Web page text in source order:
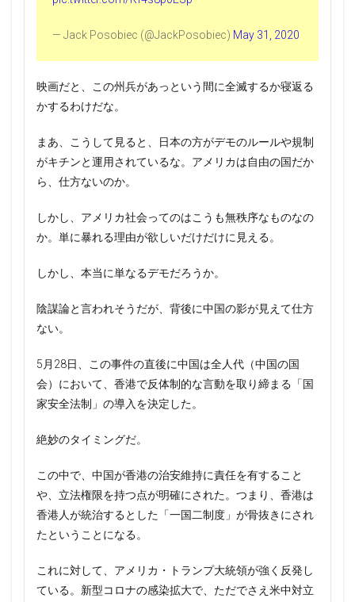
— Jack Posobiec (@JackPosobiec) May 31, 2020
映画だと、この州兵があっという間に全滅するか寝返る
かするわけだな。
まあ、こうして見ると、日本の方がデモのルールや規制
がキチンと運用されているな。アメリカは自由の国だか
ら、仕方ないのか。
しかし、アメリカ社会ってのはこうも無秩序なものなの
か。単に暴れる理由が欲しいだけだけに見える。
しかし、本当に単なるデモだろうか。
陰謀論と言われそうだが、背後に中国の影が見えて仕方
ない。
5月28日、この事件の直後に中国は全人代（中国の国
会）において、香港で反体制的な言動を取り締まる「国
家安全法制」の導入を決定した。
絶妙のタイミングだ。
この中で、中国が香港の治安維持に責任を有すること
や、立法権限を持つ点が明確にされた。つまり、香港は
香港人が統治するとした「一国二制度」が骨抜きにされ
たということになる。
これに対して、アメリカ・トランプ大統領が強く反発し
ている。新型コロナの感染拡大で、ただでさえ米中対立